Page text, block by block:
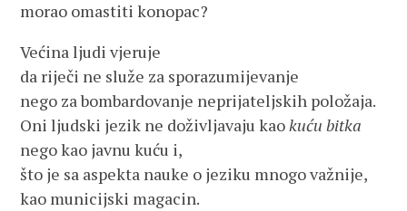
morao omastiti konopac?
Većina ljudi vjeruje
da riječi ne služe za sporazumijevanje
nego za bombardovanje neprijateljskih položaja.
Oni ljudski jezik ne doživljavaju kaokuću bitka
nego kao javnu kuću i,
što je sa aspekta nauke o jeziku mnogo važnije,
kao municijski magacin.